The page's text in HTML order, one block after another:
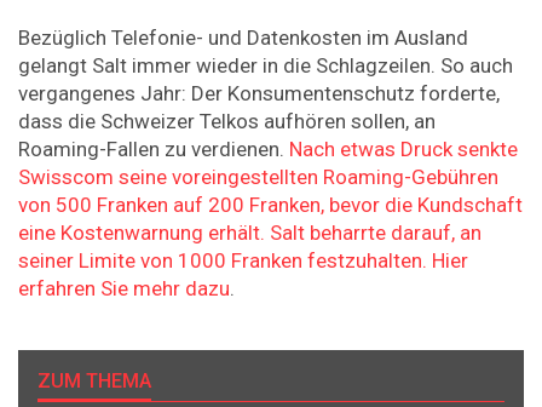
Bezüglich Telefonie- und Datenkosten im Ausland
gelangt Salt immer wieder in die Schlagzeilen. So auch
vergangenes Jahr: Der Konsumentenschutz forderte,
dass die Schweizer Telkos aufhören sollen, an
Roaming-Fallen zu verdienen. Nach etwas Druck senkte
Swisscom seine voreingestellten Roaming-Gebühren
von 500 Franken auf 200 Franken, bevor die Kundschaft
eine Kostenwarnung erhält. Salt beharrte darauf, an
seiner Limite von 1000 Franken festzuhalten. Hier
erfahren Sie mehr dazu.
ZUM THEMA